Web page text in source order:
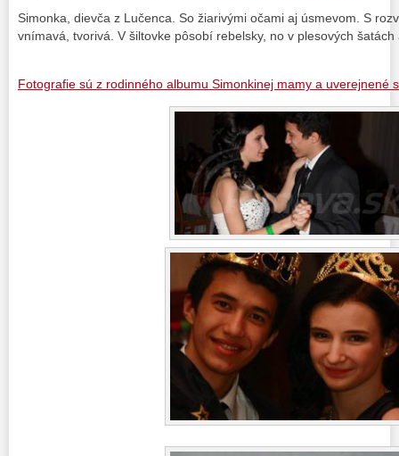
Simonka, dievča z Lučenca. So žiarivými očami aj úsmevom. S
vnímavá, tvorivá. V šiltovke pôsobí rebelsky, no v plesových
Fotografie sú z rodinného albumu Simonkinej mamy a uverejnené